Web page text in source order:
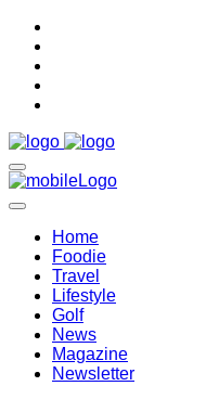
Home
Foodie
Travel
Lifestyle
Golf
News
Magazine
Newsletter